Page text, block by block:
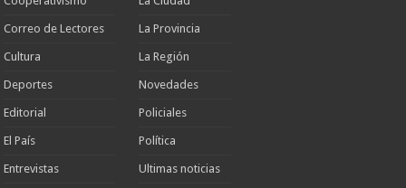
Correo de Lectores
Cultura
Deportes
Editorial
El País
Entrevistas
La Provincia
La Región
Novedades
Policiales
Política
Ultimas noticias